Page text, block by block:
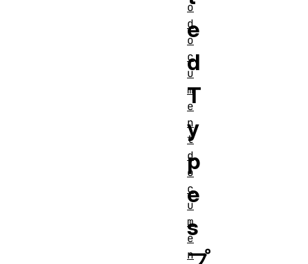
e
d
T
y
p
e
s
o
d
o
c
u
m
e
n
t
d
o
c
u
m
e
n